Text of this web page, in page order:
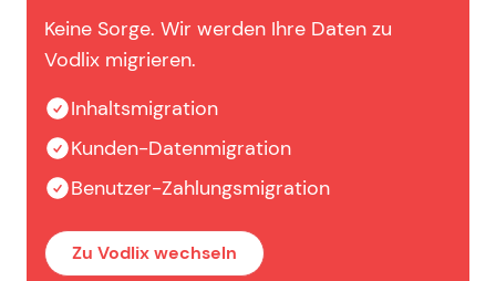
Keine Sorge. Wir werden Ihre Daten zu
Vodlix migrieren.
Inhaltsmigration
Kunden-Datenmigration
Benutzer-Zahlungsmigration
Zu Vodlix wechseln